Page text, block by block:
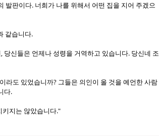
발판이다. 너희가 나를 위해서 어떤 집을 지어 주겠으
같습니다.
당신들은 언제나 성령을 거역하고 있습니다. 당신네 조
라도 있었습니까? 그들은 의인이 올 것을 예언한 사람
다.
키지는 않았습니다."